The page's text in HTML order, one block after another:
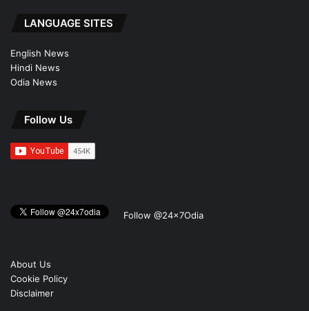
LANGUAGE SITES
English News
Hindi News
Odia News
Follow Us
Follow @24x7Odia
About Us
Cookie Policy
Disclaimer